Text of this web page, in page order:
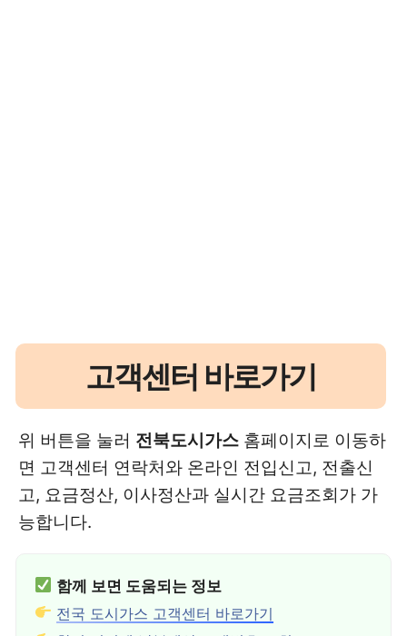
고객센터 바로가기
위 버튼을 눌러 전북도시가스 홈페이지로 이동하
면 고객센터 연락처와 온라인 전입신고, 전출신
고, 요금정산, 이사정산과 실시간 요금조회가 가
능합니다.
함께 보면 도움되는 정보
전국 도시가스 고객센터 바로가기